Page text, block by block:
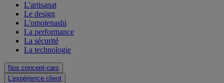
L'artisanat
Le design
L'omotenashi
La performance
La sécurité
La technologie
Nos concept-cars
L'expérience client